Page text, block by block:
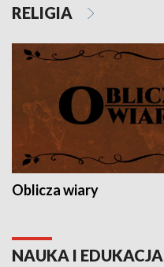
RELIGIA
Oblicza wiary
NAUKA I EDUKACJA